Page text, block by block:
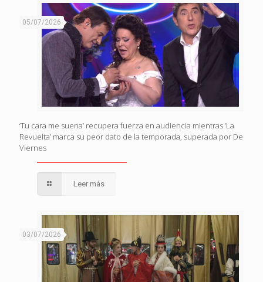
05/07/2026
‘Tu cara me suena’ recupera fuerza en audiencia mientras ‘La
Revuelta’ marca su peor dato de la temporada, superada por De
Viernes
Leer más
03/07/2026